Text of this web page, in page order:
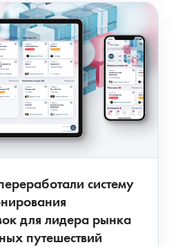
систему
для лидера рынка
путешествий